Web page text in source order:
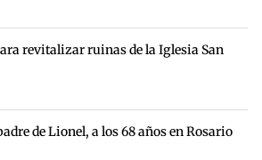
revitalizar ruinas de la Iglesia San
de Lionel, a los 68 años en Rosario